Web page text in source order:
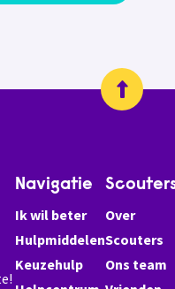
Navigatie
Ik wil beter
Hulpmiddelen
Keuzehulp
Over
Scouters
Ons team